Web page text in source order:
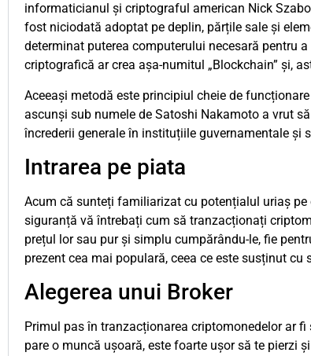
informaticianul și criptograful american Nick
fost niciodată adoptat pe deplin, părțile sale și
determinat puterea computerului necesară pentru
criptografică ar crea așa-numitul „Blockchain” și,
Aceeași metodă este principiul cheie de
ascunși sub numele de Satoshi Nakamoto a vrut
încrederii generale în instituțiile guvernamentale
Intrarea pe piata
Acum că sunteți familiarizat cu potențialul uriaș
siguranță vă întrebați cum să tranzacționați
prețul lor sau pur și simplu cumpărându-le, fie
prezent cea mai populară, ceea ce este susținut
Alegerea unui Broker
Primul pas în tranzacționarea criptomonedelor ar
pare o muncă ușoară, este foarte ușor să te pierzi